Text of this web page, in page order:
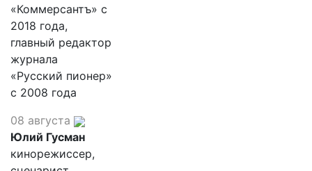
«Коммерсантъ» с
2018 года,
главный редактор
журнала
«Русский пионер»
с 2008 года
08 августа
Юлий Гусман
кинорежиссер,